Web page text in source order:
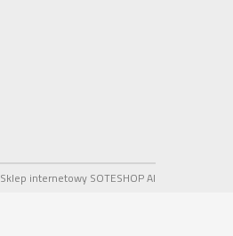
Sklep internetowy SOTESHOP AI